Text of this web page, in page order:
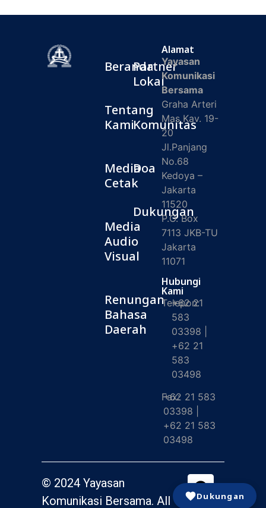
Beranda
Tentang
Kami
Media
Cetak
Media
Audio
Visual
Renungan
Bahasa
Daerah
Partner
Lokal
Komunitas
Doa
Dukungan
Alamat
Yayasan
Komunikasi
Bersama
Graha Arteri
Mas Kav. 19-
20
Jl.Panjang
No.68
Kedoya –
Jakarta
11520
P.O. Box
7113 JKB-TU
Jakarta
11071
Hubungi
Kami
Telepon:
+62 21
583
03398 |
+62 21
583
03498
Fax:
+62 21 583
03398 |
+62 21 583
03498
© 2024 Yayasan
Komunikasi Bersama. All
Dukungan